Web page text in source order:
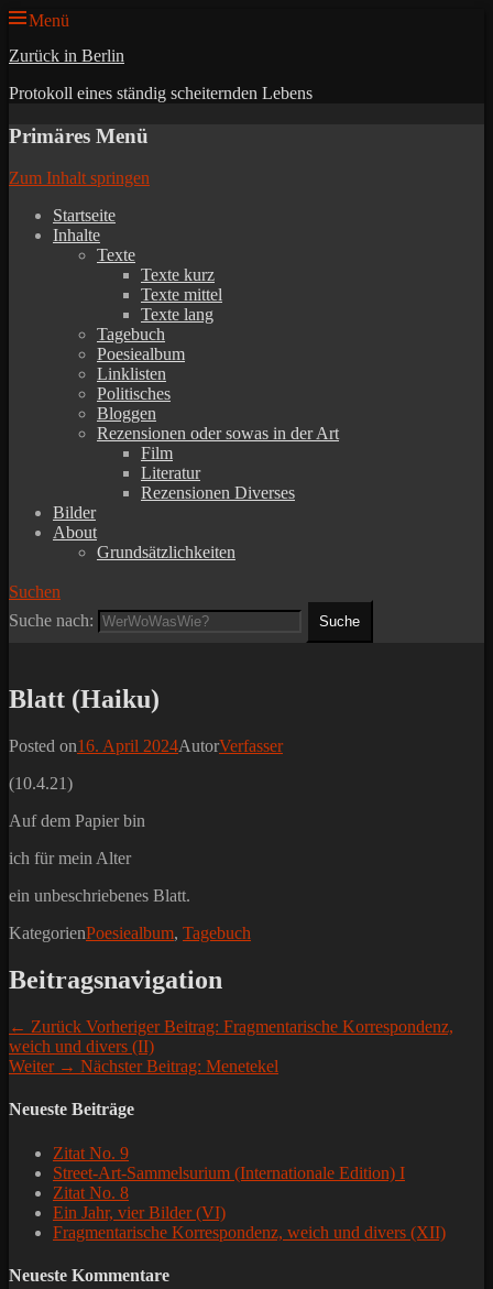
Menü
Zurück in Berlin
Protokoll eines ständig scheiternden Lebens
Primäres Menü
Zum Inhalt springen
Startseite
Inhalte
Texte
Texte kurz
Texte mittel
Texte lang
Tagebuch
Poesiealbum
Linklisten
Politisches
Bloggen
Rezensionen oder sowas in der Art
Film
Literatur
Rezensionen Diverses
Bilder
About
Grundsätzlichkeiten
Suchen
Suche nach:
Blatt (Haiku)
Posted on16. April 2024AutorVerfasser
(10.4.21)
Auf dem Papier bin
ich für mein Alter
ein unbeschriebenes Blatt.
KategorienPoesiealbum, Tagebuch
Beitragsnavigation
← Zurück Vorheriger Beitrag: Fragmentarische Korrespondenz,
weich und divers (II)
Weiter → Nächster Beitrag: Menetekel
Neueste Beiträge
Zitat No. 9
Street-Art-Sammelsurium (Internationale Edition) I
Zitat No. 8
Ein Jahr, vier Bilder (VI)
Fragmentarische Korrespondenz, weich und divers (XII)
Neueste Kommentare